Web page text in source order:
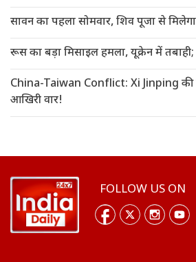
सावन का पहला सोमवार, शिव पूजा से
रूस का बड़ा मिसाइल हमला, यूक्रेन में
China-Taiwan Conflict: Xi Jinping की
आखिरी वार!
FOLLOW US ON